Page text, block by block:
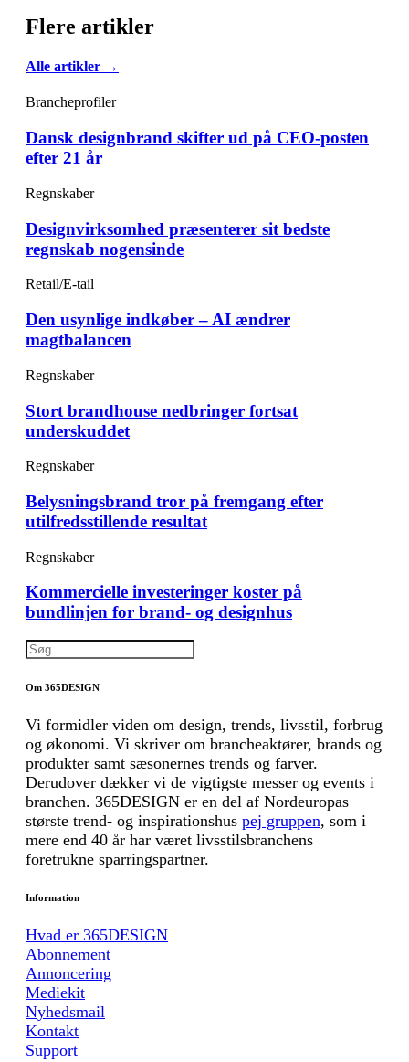
Flere artikler
Alle artikler →
Brancheprofiler
Dansk designbrand skifter ud på CEO-posten
efter 21 år
Regnskaber
Designvirksomhed præsenterer sit bedste
regnskab nogensinde
Retail/E-tail
Den usynlige indkøber – AI ændrer
magtbalancen
Regnskaber
Stort brandhouse nedbringer fortsat
underskuddet
Regnskaber
Belysningsbrand tror på fremgang efter
utilfredsstillende resultat
Regnskaber
Kommercielle investeringer koster på
bundlinjen for brand- og designhus
Om 365DESIGN
Vi formidler viden om design, trends, livsstil, forbrug
og økonomi. Vi skriver om brancheaktører, brands og
produkter samt sæsonernes trends og farver.
Derudover dækker vi de vigtigste messer og events i
branchen. 365DESIGN er en del af Nordeuropas
største trend- og inspirationshus pej gruppen, som i
mere end 40 år har været livsstilsbranchens
foretrukne sparringspartner.
Information
Hvad er 365DESIGN
Abonnement
Annoncering
Mediekit
Nyhedsmail
Kontakt
Support